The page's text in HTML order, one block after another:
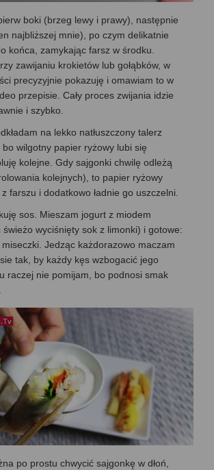
boki (brzeg lewy i prawy), następnie
najbliższej mnie), po czym delikatnie
końca, zamykając farsz w środku.
zawijaniu krokietów lub gołąbków, w
precyzyjnie pokazuję i omawiam to w
przepisie. Cały proces zwijania idzie
i szybko.
na lekko natłuszczony talerz
bo wilgotny papier ryżowy lubi się
kolejne. Gdy sajgonki chwilę odleżą
kolejnych), to papier ryżowy
farszu i dodatkowo ładnie go uszczelni.
sos. Mieszam jogurt z miodem
wyciśnięty sok z limonki) i gotowe:
Jedząc każdorazowo maczam
tak, by każdy kęs wzbogacić jego
raczej nie pomijam, bo podnosi smak
po prostu chwycić sajgonkę w dłoń,